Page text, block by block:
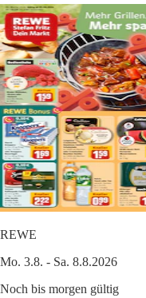
REWE
Mo. 3.8. - Sa. 8.8.2026
Noch bis morgen gültig